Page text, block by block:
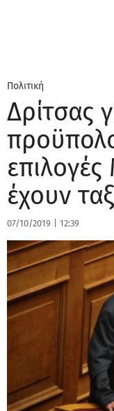
Πολιτική
Δρίτσας
έχουν
07/10/2019 12:39